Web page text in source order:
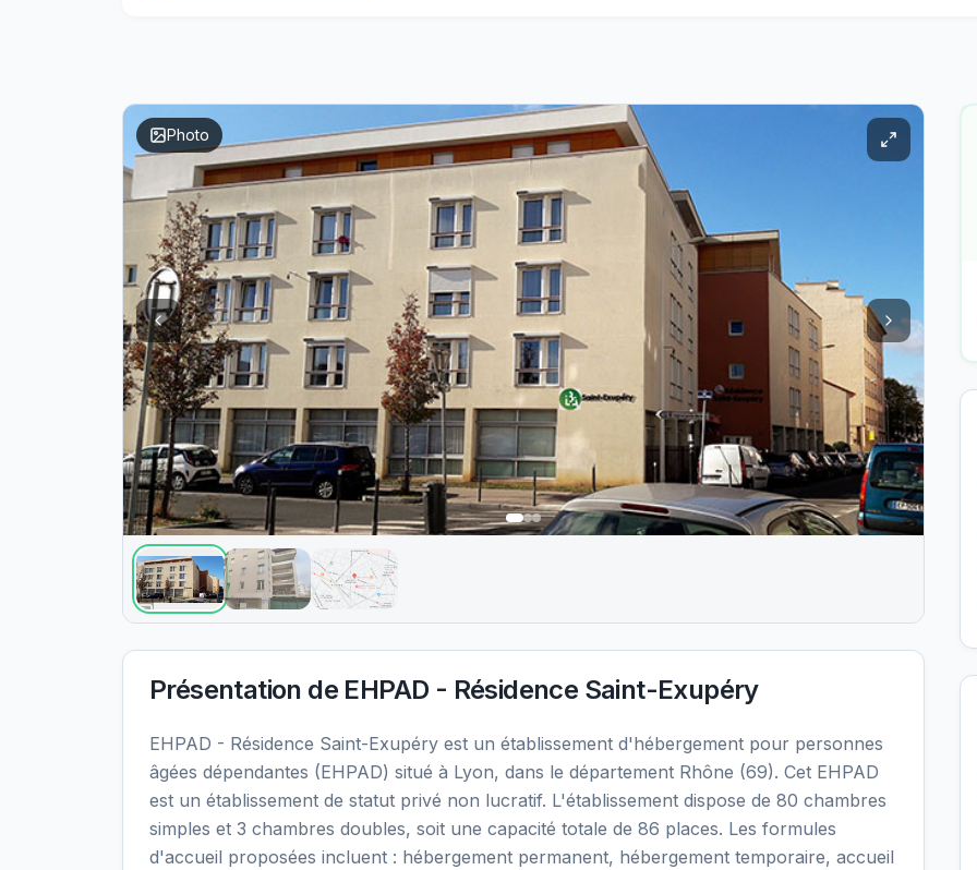
Photo
Présentation de EHPAD - Résidence Saint-Exupéry
EHPAD - Résidence Saint-Exupéry est un établissement d'hébergement pour personnes
âgées dépendantes (EHPAD) situé à Lyon, dans le département Rhône (69). Cet EHPAD
est un établissement de statut privé non lucratif. L'établissement dispose de 80 chambres
simples et 3 chambres doubles, soit une capacité totale de 86 places. Les formules
d'accueil proposées incluent : hébergement permanent, hébergement temporaire, accueil